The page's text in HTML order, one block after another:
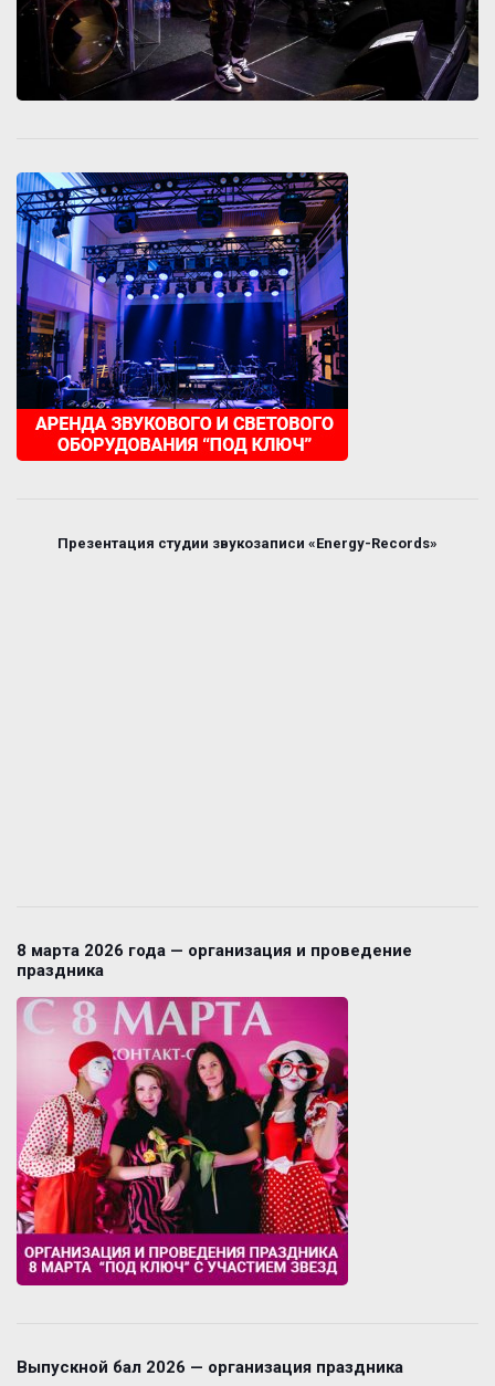
Презентация студии звукозаписи «Energy-Records»
8 марта 2026 года — организация и проведение
праздника
Выпускной бал 2026 — организация праздника